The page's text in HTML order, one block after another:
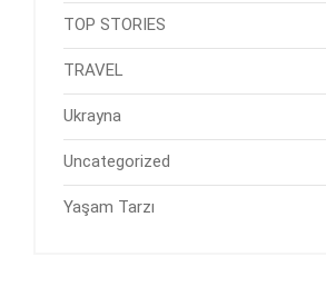
TOP STORIES
TRAVEL
Ukrayna
Uncategorized
Yaşam Tarzı